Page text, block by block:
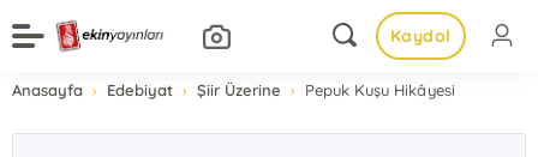
Kaydol
Anasayfa Edebiyat Şiir Üzerine Pepuk Kuşu Hikâyesi